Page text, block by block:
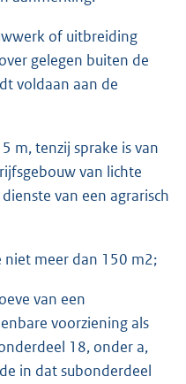
of uitbreiding
gelegen buiten de
voldaan aan de
m, tenzij sprake is van
van lichte
van een agrarisch
niet meer dan 150 m2;
van een
voorziening als
18, onder a,
in dat subonderdeel